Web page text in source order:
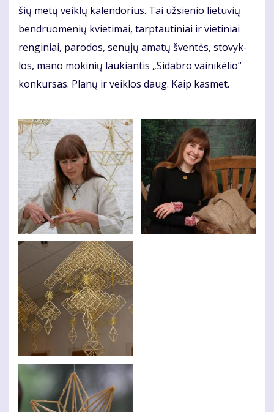
šių me­tų veik­lų ka­len­do­rius. Tai už­sie­nio lie­tu­vių
ben­druo­me­nių kvie­ti­mai, tarp­tau­ti­niai ir vie­ti­niai
ren­gi­niai, pa­ro­dos, se­nų­jų ama­tų šven­tės, sto­vyk­
los, ma­no mo­ki­nių lau­kian­tis „Si­dab­ro vai­ni­kė­lio“
kon­kur­sas. Pla­nų ir veik­los daug. Kaip kas­met.